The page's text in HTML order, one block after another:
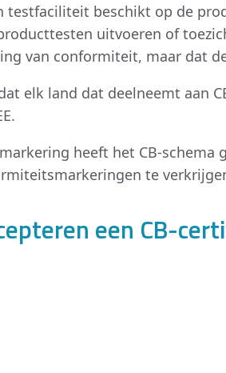
beschikt op de
producttesten uitvoeren of
van conformiteit, maar dat
elk land dat deelneemt aan
heeft het CB-
te
een CB-